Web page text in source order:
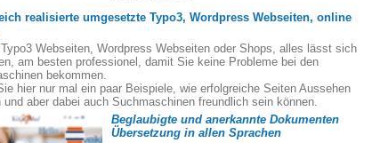
realisierte umgesetzte Typo3, Wordpress Webseiten, online
Webseiten, Wordpress Webseiten oder Shops, alles lässt sich
am besten professionel, damit Sie keine Probleme bei den
bekommen.
hier nur mal ein paar Beispiele, wie erfolgreiche Seiten Aussehen
und aber dabei auch Suchmaschinen freundlich sein können.
Beglaubigte und anerkannte Dokumenten
Übersetzung in allen Sprachen